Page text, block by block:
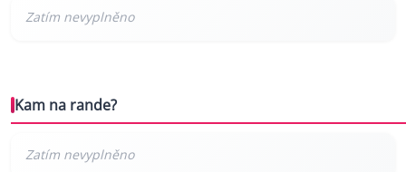
Kam na rande?